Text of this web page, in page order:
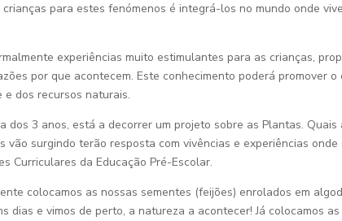
para estes fenómenos é integrá-los no mundo onde
experiências muito estimulantes para as crianças,
por que acontecem. Este conhecimento poderá promover o
dos recursos naturais.
3 anos, está a decorrer um projeto sobre as Plantas.
surgindo terão resposta com vivências e experiências
Curriculares da Educação Pré-Escolar.
colocamos as nossas sementes (feijões) enrolados em
e vimos de perto, a natureza a acontecer! Já colocamos